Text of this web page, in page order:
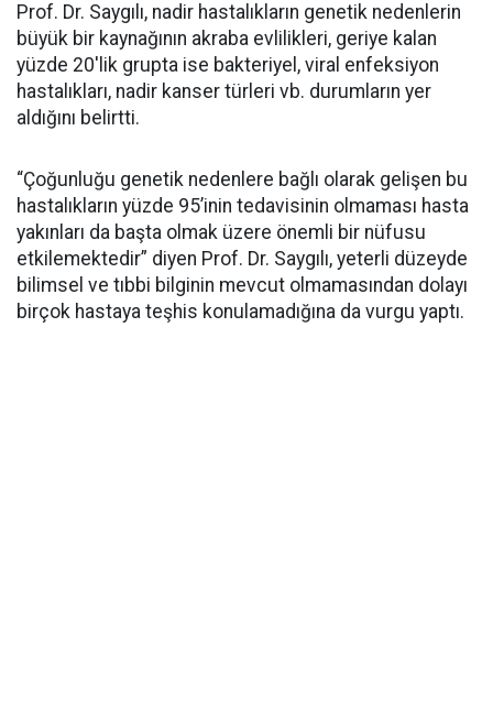
Prof. Dr. Saygılı, nadir hastalıkların genetik nedenlerin
büyük bir kaynağının akraba evlilikleri, geriye kalan
yüzde 20'lik grupta ise bakteriyel, viral enfeksiyon
hastalıkları, nadir kanser türleri vb. durumların yer
aldığını belirtti.
“Çoğunluğu genetik nedenlere bağlı olarak gelişen bu
hastalıkların yüzde 95’inin tedavisinin olmaması hasta
yakınları da başta olmak üzere önemli bir nüfusu
etkilemektedir” diyen Prof. Dr. Saygılı, yeterli düzeyde
bilimsel ve tıbbi bilginin mevcut olmamasından dolayı
birçok hastaya teşhis konulamadığına da vurgu yaptı.